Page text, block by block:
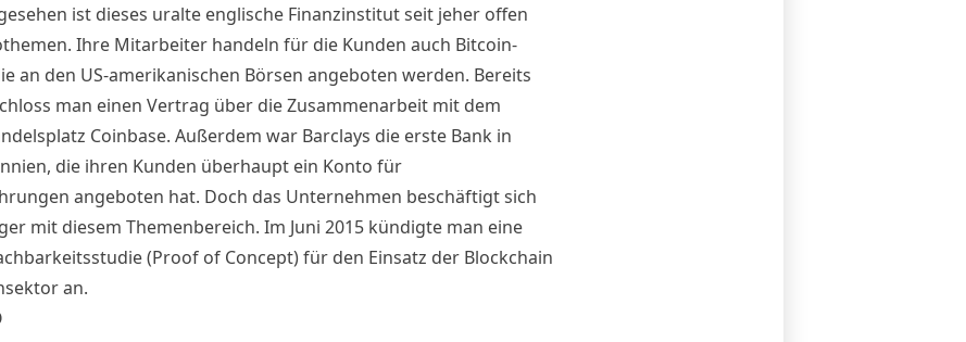
ist dieses uralte englische Finanzinstitut seit jeher offen
Ihre Mitarbeiter handeln für die Kunden auch Bitcoin-
an den US-amerikanischen Börsen angeboten werden. Bereits
man einen Vertrag über die Zusammenarbeit mit dem
Coinbase. Außerdem war Barclays die erste Bank in
die ihren Kunden überhaupt ein Konto für
angeboten hat. Doch das Unternehmen beschäftigt sich
mit diesem Themenbereich. Im Juni 2015 kündigte man eine
(Proof of Concept) für den Einsatz der Blockchain
an.